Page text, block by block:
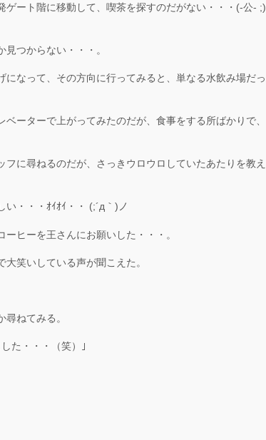
ート階に移動して、喫茶を探すのだがない・・・(-公- ;)
つからない・・・。
になって、その方向に行ってみると、単なる水飲み場だっ
ーターで上がってみたのだが、食事をする所ばかりで、
に尋ねるのだが、さっきウロウロしていたあたりを教え
・・・ｵｲｵｲ・・ (;´д｀)ノ
ヒーを王さんにお願いした・・・。
笑いしている声が聞こえた。
ねてみる。
た・・・（笑）｣